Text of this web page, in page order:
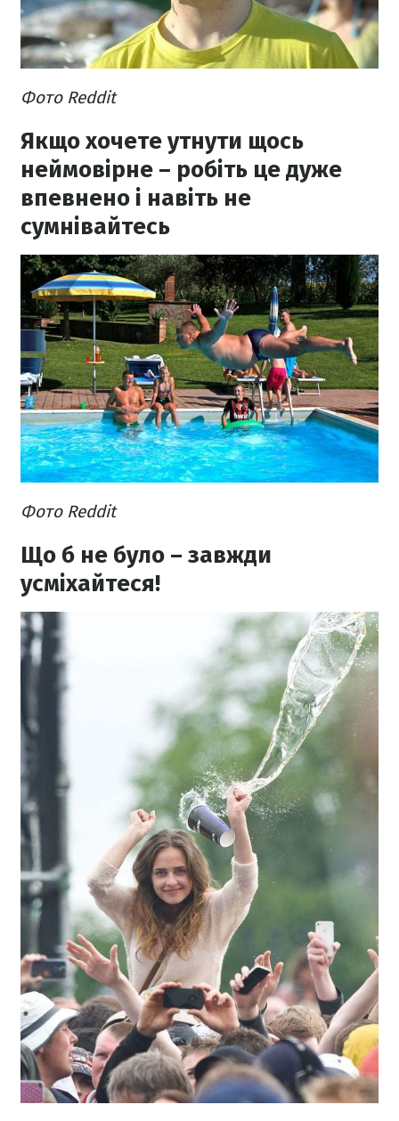
Фото Reddit
Якщо хочете утнути щось
неймовірне – робіть це дуже
впевнено і навіть не
сумнівайтесь
Фото Reddit
Що б не було – завжди
усміхайтеся!